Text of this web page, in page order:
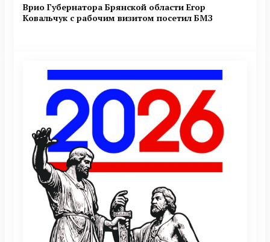
Врио Губернатора Брянской области Егор
Ковальчук с рабочим визитом посетил БМЗ